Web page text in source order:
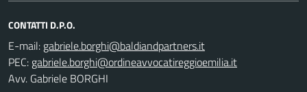
CONTATTI D.P.O.
E-mail:
PEC:
Avv. Gabriele BORGHI